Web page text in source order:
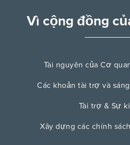
Vì cộng đồng
Tài nguyên của Cơ
Các khoản tài trợ và
Tài trợ & Sự
Xây dựng các chính